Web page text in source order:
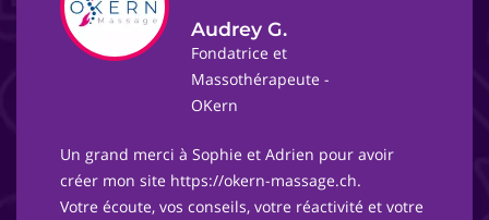
Audrey G.
Fondatrice et
Massothérapeute -
OKern
Un grand merci à Sophie et Adrien pour avoir
créer mon site https://okern-massage.ch.
Votre écoute, vos conseils, votre réactivité et votre